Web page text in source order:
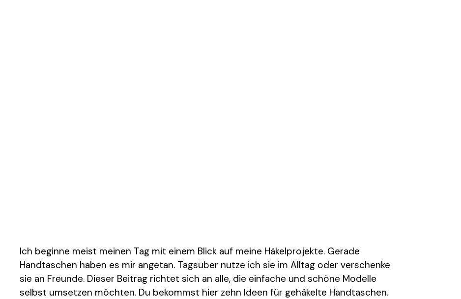
Ich beginne meist meinen Tag mit einem Blick auf meine Häkelprojekte. Gerade
Handtaschen haben es mir angetan. Tagsüber nutze ich sie im Alltag oder verschenke
sie an Freunde. Dieser Beitrag richtet sich an alle, die einfache und schöne Modelle
selbst umsetzen möchten. Du bekommst hier zehn Ideen für gehäkelte Handtaschen.